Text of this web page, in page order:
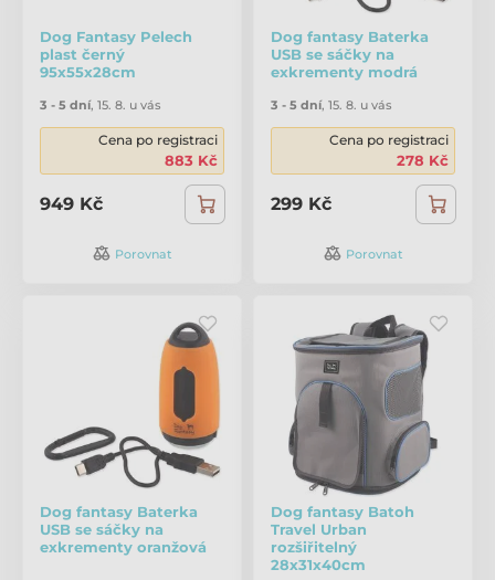
Dog Fantasy Pelech
plast černý
95x55x28cm
3 - 5 dní, 15. 8. u vás
Cena po registraci
883 Kč
949 Kč
Porovnat
Dog fantasy Baterka
USB se sáčky na
exkrementy modrá
3 - 5 dní, 15. 8. u vás
Cena po registraci
278 Kč
299 Kč
Porovnat
Dog fantasy Baterka
USB se sáčky na
exkrementy oranžová
Dog fantasy Batoh
Travel Urban
rozšiřitelný
28x31x40cm